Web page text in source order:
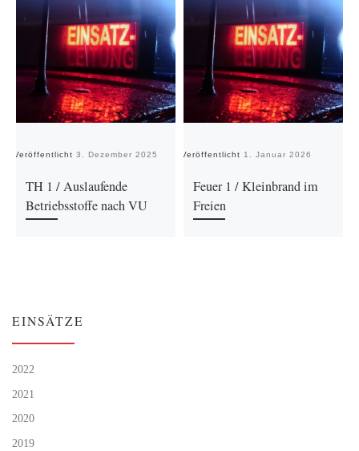
Veröffentlicht 3. Dezember 2025
TH 1 / Auslaufende
Betriebsstoffe nach VU
Veröffentlicht 1. Januar 2026
Feuer 1 / Kleinbrand im
Freien
EINSÄTZE
2022
2021
2020
2019